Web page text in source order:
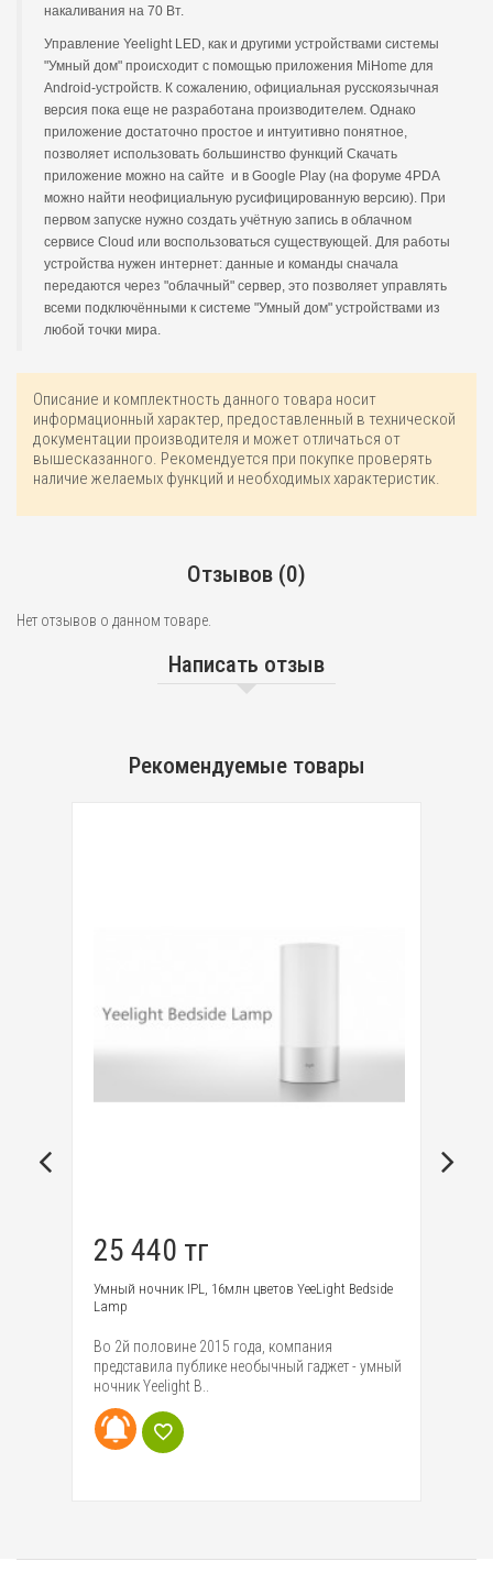
накаливания на 70 Вт.
Управление Yeelight LED, как и другими устройствами системы
"Умный дом" происходит с помощью приложения MiHome для
Android-устройств. К сожалению, официальная русскоязычная
версия пока еще не разработана производителем. Однако
приложение достаточно простое и интуитивно понятное,
позволяет использовать большинство функций Скачать
приложение можно на сайте и в Google Play (на форуме 4PDA
можно найти неофициальную русифицированную версию). При
первом запуске нужно создать учётную запись в облачном
сервисе Cloud или воспользоваться существующей. Для работы
устройства нужен интернет: данные и команды сначала
передаются через "облачный" сервер, это позволяет управлять
всеми подключёнными к системе "Умный дом" устройствами из
любой точки мира.
Описание и комплектность данного товара носит
информационный характер, предоставленный в технической
документации производителя и может отличаться от
вышесказанного. Рекомендуется при покупке проверять
наличие желаемых функций и необходимых характеристик.
Отзывов (0)
Нет отзывов о данном товаре.
Написать отзыв
Рекомендуемые товары
21 730 тг
Умная IP Wifi камера Yi Ants camera
называемая XiaoYi Ants, Wifi camera, Smart IP
camera. Бес..